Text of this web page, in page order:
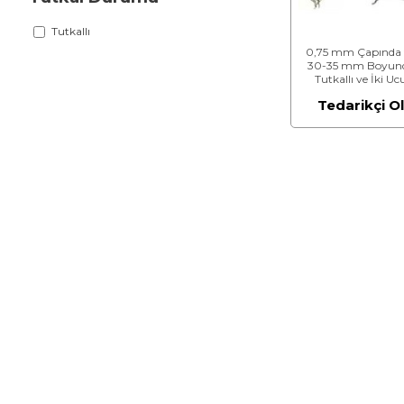
Tutkallı
0,75 mm Çapında
30-35 mm
Tutkallı ve İki
Tedarikçi Ol